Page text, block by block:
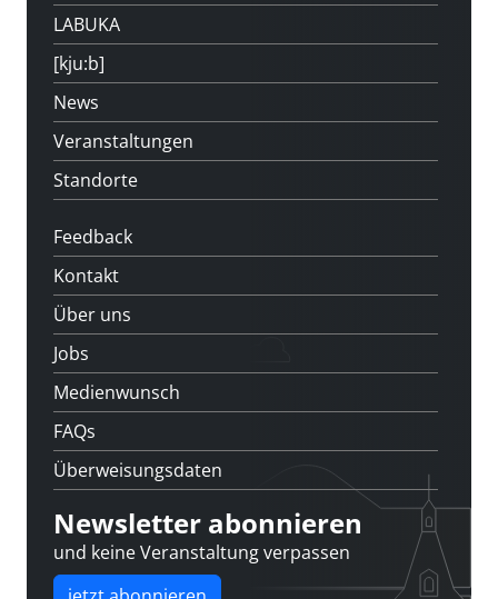
LABUKA
[kju:b]
News
Veranstaltungen
Standorte
Feedback
Kontakt
Über uns
Jobs
Medienwunsch
FAQs
Überweisungsdaten
Newsletter abonnieren
und keine Veranstaltung verpassen